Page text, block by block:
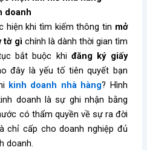
doanh
hiện khi tìm kiếm thông tin mở
tờ gì chính là dành thời gian tìm
bắt buộc khi đăng ký giấy
đây là yếu tố tiên quyết bạn
kinh doanh nhà hàng? Hình
doanh là sự ghi nhận bằng
có thẩm quyền về sự ra đời
chỉ cấp cho doanh nghiệp đủ
doanh.